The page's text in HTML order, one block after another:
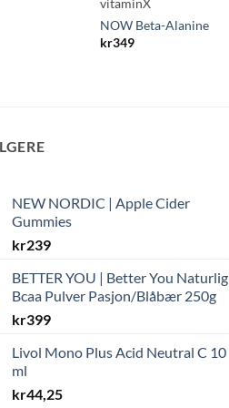
NOW Beta-Alanine
kr349
NEW NORDIC | Apple Cider
Gummies
kr239
BETTER YOU | Better You Naturlig
Bcaa Pulver Pasjon/Blåbær 250g
kr399
Livol Mono Plus Acid Neutral C 10
ml
kr44,25